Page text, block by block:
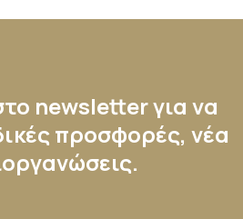
newsletter για να
προσφορές, νέα